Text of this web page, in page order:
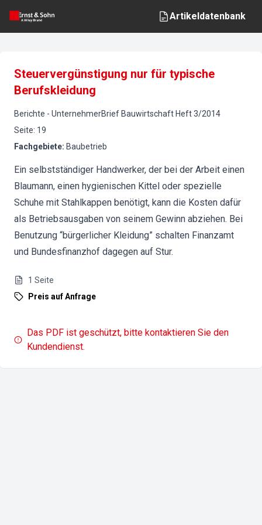
Artikeldatenbank
Steuervergünstigung nur für typische
Berufskleidung
Berichte - UnternehmerBrief Bauwirtschaft Heft3/2014
Seite: 19
Fachgebiete: Baubetrieb
Ein selbstständiger Handwerker, der bei der Arbeit einen
Blaumann, einen hygienischen Kittel oder spezielle
Schuhe mit Stahlkappen benötigt, kann die Kosten dafür
als Betriebsausgaben von seinem Gewinn abziehen. Bei
Benutzung “bürgerlicher Kleidung” schalten Finanzamt
und Bundesfinanzhof dagegen auf Stur.
1 Seite
Preis auf Anfrage
Das PDF ist geschützt, bitte kontaktieren Sie den
Kundendienst.